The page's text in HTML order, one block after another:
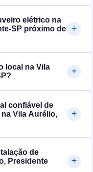
elétrico na
próximo de
local na Vila
confiável de
Vila Aurélio,
de
Presidente